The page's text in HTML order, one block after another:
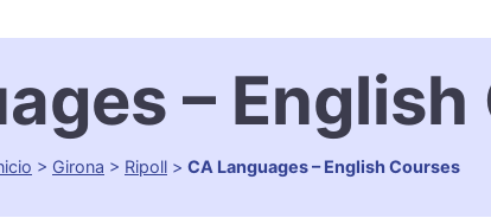
–
> Girona > Ripoll > CA Languages – English Courses